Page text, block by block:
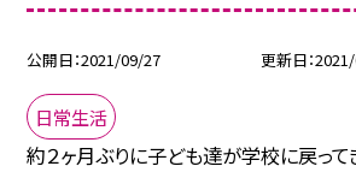
公開日 2021/09/27 更新日
日常生活
約２ヶ月ぶりに子ども達が学校に戻って